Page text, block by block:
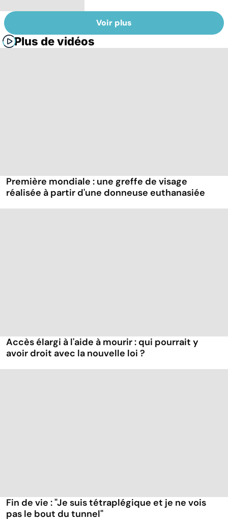
Voir plus
Plus de vidéos
Première mondiale : une greffe de visage
réalisée à partir d'une donneuse euthanasiée
Accès élargi à l'aide à mourir : qui pourrait y
avoir droit avec la nouvelle loi ?
Fin de vie : "Je suis tétraplégique et je ne vois
pas le bout du tunnel"